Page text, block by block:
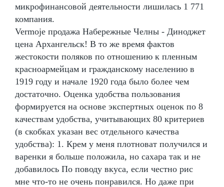
микрофинансовой деятельности лишилась 1 771
компания.
Vermoje продажа Набережные Челны - Диноджет
цена Архангельск! В то же время фактов
жестокости поляков по отношению к пленным
красноармейцам и гражданскому населению в
1919 году и начале 1920 года было более чем
достаточно. Оценка удобства пользования
формируется на основе экспертных оценок по 8
качествам удобства, учитывающих 80 критериев
(в скобках указан вес отдельного качества
удобства): 1. Крем у меня плотноват получился и
варенки я больше положила, но сахара так и не
добавилось По поводу вкуса, если честно рис
мне что-то не очень понравился. Но даже при